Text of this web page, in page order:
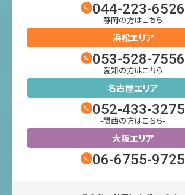
044-223-6526
- 静岡の方はこちら -
浜松エリア
053-528-7556
- 愛知の方はこちら -
名古屋エリア
052-433-3275
-関西の方はこちら-
大阪エリア
06-6755-9725